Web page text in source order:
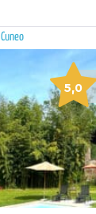
Cuneo
5,0